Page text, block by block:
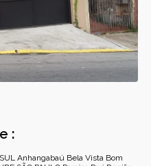
:
Anhangabaú Bela Vista Bom